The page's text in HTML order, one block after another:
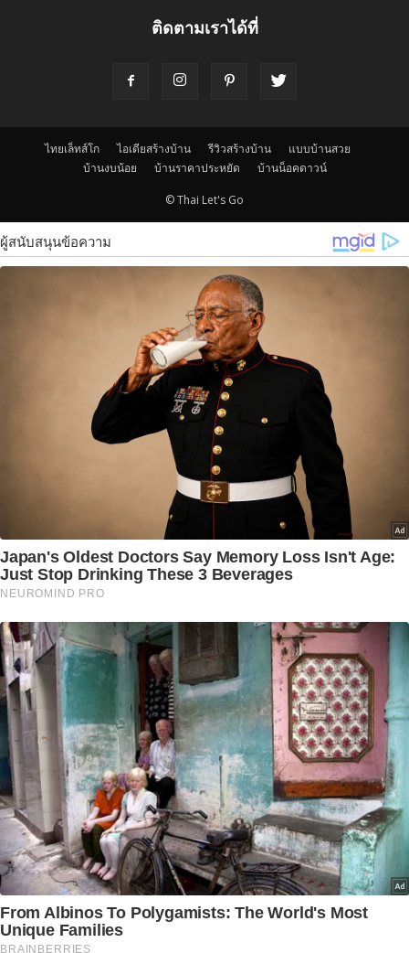
ติดตามเราได้ที่
ไทยเล็ทส์โก ไอเดียสร้างบ้าน รีวิวสร้างบ้าน
แบบบ้านสวย
บ้านงบน้อย
บ้านราคาประหยัด บ้านน็อคดาวน์
© Thai Let's Go